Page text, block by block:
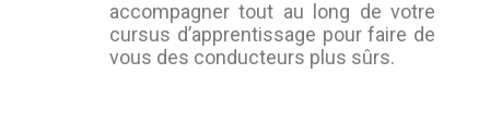
accompagner tout au long de votre
cursus d’apprentissage pour faire de
vous des conducteurs plus sûrs.